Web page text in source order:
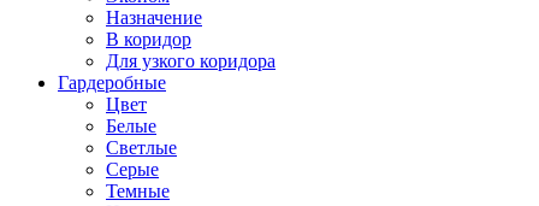
Назначение
В коридор
Для узкого коридора
Гардеробные
Цвет
Белые
Светлые
Серые
Темные